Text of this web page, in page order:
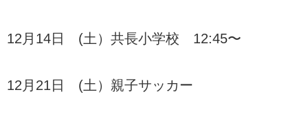
12月14日 (土）共長小学校 12:45〜
12月21日 (土）親子サッカー